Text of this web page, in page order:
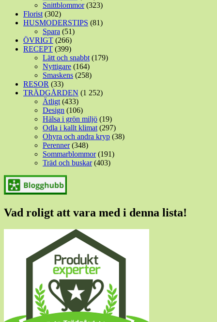
Snittblommor(323)
Florist(302)
HUSMODERSTIPS (81)
Spara (51)
ÖVRIGT (266)
RECEPT (399)
Lätt och snabbt(179)
Nyttigare (164)
Smaskens (258)
RESOR (33)
TRÄDGÅRDEN (1 252)
Ätligt(433)
Design (106)
Hälsa i grön miljö (19)
Odla i kallt klimat(297)
Ohyra och andra kryp (38)
Perenner(348)
Sommarblommor(191)
Träd och buskar(403)
Vad roligt att vara med i denna lista!